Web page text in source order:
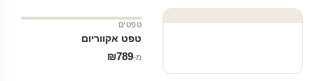
טפטים
טפט אקווריום
מ‑ ₪789